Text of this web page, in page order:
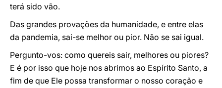
terá sido vão.
Das grandes provações da humanidade, e entre elas
da pandemia, sai-se melhor ou pior. Não se sai igual.
Pergunto-vos: como quereis sair, melhores ou piores?
E é por isso que hoje nos abrimos ao Espírito Santo, a
fim de que Ele possa transformar o nosso coração e